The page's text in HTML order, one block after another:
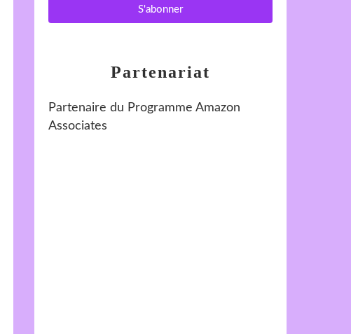
Partenariat
Partenaire du Programme Amazon
Associates